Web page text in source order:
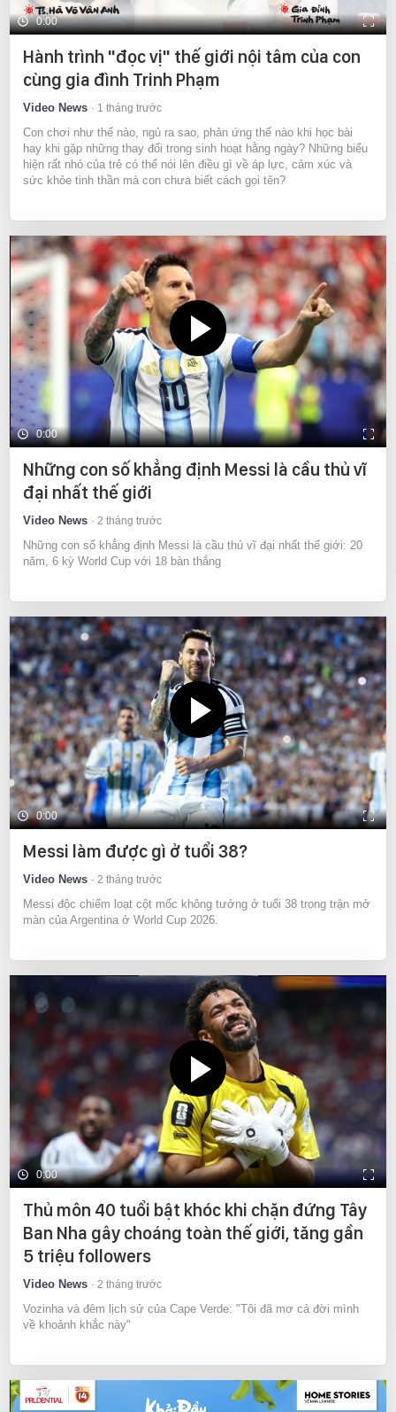
0:00
Hành trình "đọc vị" thế giới nội tâm của con
cùng gia đình Trinh Phạm
Video News 1 tháng trước
Con chơi như thế nào, ngủ ra sao, phản ứng thế nào khi học bài
hay khi gặp những thay đổi trong sinh hoạt hằng ngày? Những biểu
hiện rất nhỏ của trẻ có thể nói lên điều gì về áp lực, cảm xúc và
sức khỏe tinh thần mà con chưa biết cách gọi tên?
0:00
Những con số khẳng định Messi là cầu thủ vĩ
đại nhất thế giới
Video News 2 tháng trước
Những con số khẳng định Messi là cầu thủ vĩ đại nhất thế giới: 20
năm, 6 kỳ World Cup với 18 bàn thắng
0:00
Messi làm được gì ở tuổi 38?
Video News 2 tháng trước
Messi độc chiếm loạt cột mốc không tưởng ở tuổi 38 trong trận mở
màn của Argentina ở World Cup 2026.
0:00
Thủ môn 40 tuổi bật khóc khi chặn đứng Tây
Ban Nha gây choáng toàn thế giới, tăng gần
5 triệu followers
Video News 2 tháng trước
Vozinha và đêm lịch sử của Cape Verde: "Tôi đã mơ cả đời mình
về khoảnh khắc này"